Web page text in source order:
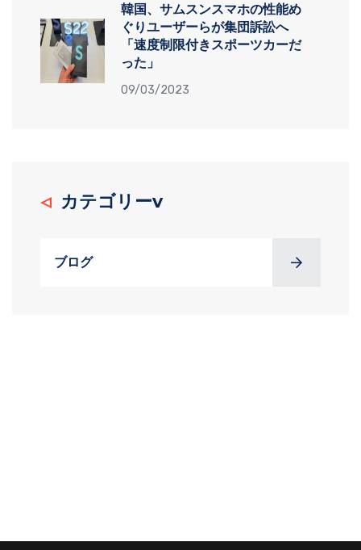
韓国、サムスンスマホの性能め
ぐりユーザーらが集団訴訟へ
「速度制限付きスポーツカーだ
った」
09/03/2023
カテゴリーv
ブログ